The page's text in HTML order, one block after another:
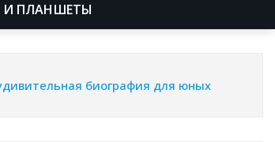
И ПЛАНШЕТЫ
биография для юных